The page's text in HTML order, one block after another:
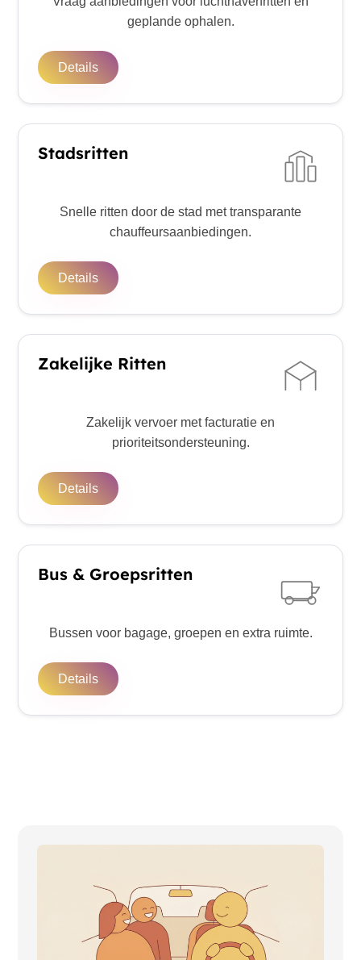
geplande ophalen.
Details
Stadsritten
Snelle ritten door de stad met transparante
chauffeursaanbiedingen.
Details
Zakelijke Ritten
Zakelijk vervoer met facturatie en
prioriteitsondersteuning.
Details
Bus & Groepsritten
Bussen voor bagage, groepen en extra ruimte.
Details